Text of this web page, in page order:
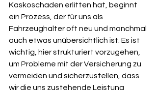
Kaskoschaden erlitten hat, beginnt
ein Prozess, der für uns als
Fahrzeughalter oft neu und manchmal
auch etwas unübersichtlich ist. Es ist
wichtig, hier strukturiert vorzugehen,
um Probleme mit der Versicherung zu
vermeiden und sicherzustellen, dass
wir die uns zustehende Leistung